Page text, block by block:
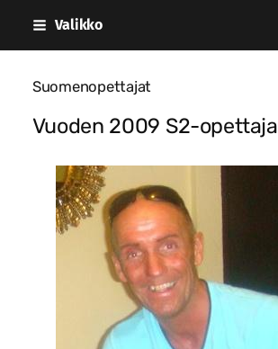
Siirry
Valikko
Suomenopettajat
Vuoden 2009 S2-opettaja